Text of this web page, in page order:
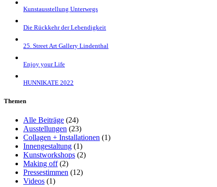
Kunstausstellung Unterwegs
Die Rückkehr der Lebendigkeit
25. Street Art Gallery Lindenthal
Enjoy your Life
HUNNIKATE 2022
Themen
Alle Beiträge (24)
Ausstellungen (23)
Collagen + Installationen (1)
Innengestaltung (1)
Kunstworkshops (2)
Making off(2)
Pressestimmen (12)
Videos (1)